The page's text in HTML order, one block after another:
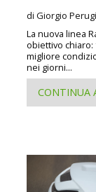
di Giorgio
La nuova linea
obiettivo
migliore
nei giorni...
CONTINUA